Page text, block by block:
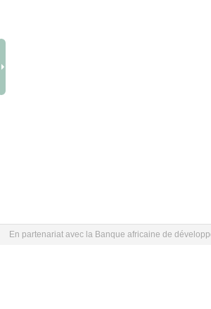
En partenariat avec la Banque africaine de